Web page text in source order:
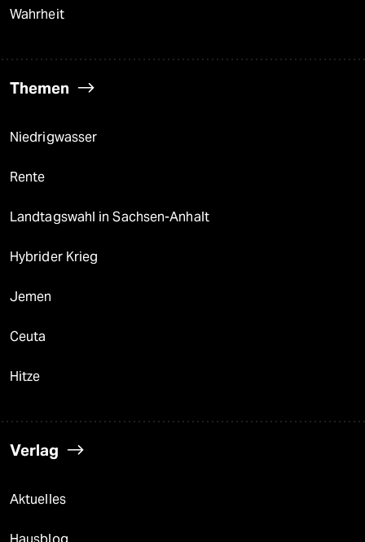
Wahrheit
Themen
Niedrigwasser
Rente
Landtagswahl in Sachsen-Anhalt
Hybrider Krieg
Jemen
Ceuta
Hitze
Verlag
Aktuelles